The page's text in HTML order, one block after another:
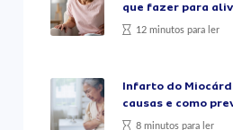
que fazer para
12 minutos para ler
Infarto do
causas e como
8 minutos para ler